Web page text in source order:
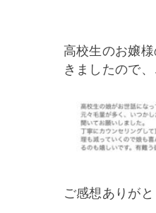
高校生のお嬢
きましたので
ご感想ありがと